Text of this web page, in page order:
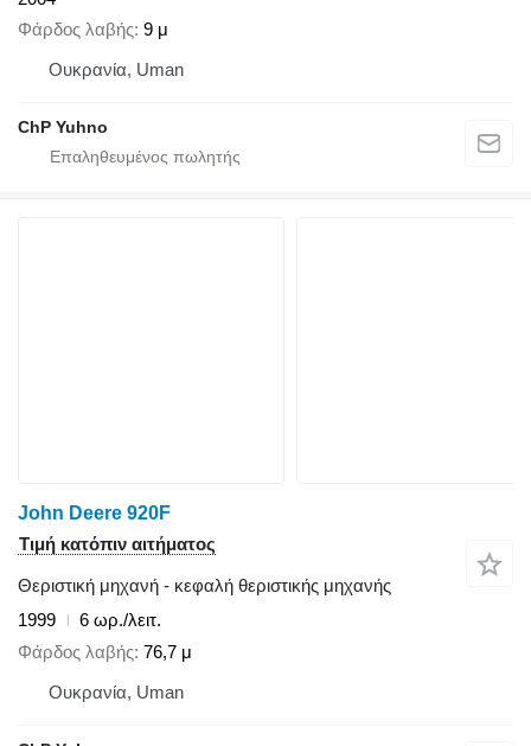
Φάρδος λαβής 9 μ
Ουκρανία, Uman
ChP Yuhno
John Deere 920F
Τιμή κατόπιν αιτήματος
Θεριστική μηχανή - κεφαλή θεριστικής μηχανής
1999
6 ωρ./λειτ.
Φάρδος λαβής 76,7 μ
Ουκρανία, Uman